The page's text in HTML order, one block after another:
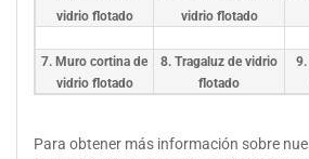
vidrio flotado
vidrio flotado
7. Muro cortina de
vidrio flotado
8. Tragaluz de vidrio
flotado
Para obtener más información sobre